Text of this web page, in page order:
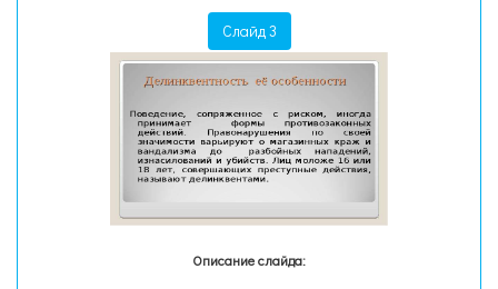
Слайд 3
Описание слайда: